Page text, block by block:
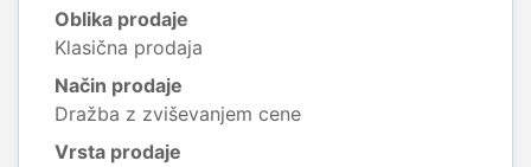
Oblika prodaje
Klasična prodaja
Način prodaje
Dražba z zviševanjem cene
Vrsta prodaje